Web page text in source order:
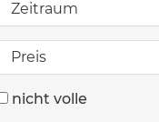
Zeitraum
Preis
nicht volle